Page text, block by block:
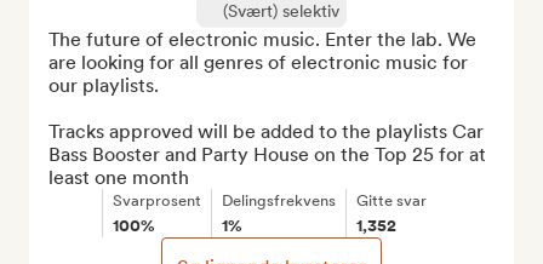
(Svært) selektiv
The future of electronic music. Enter the lab. We
are looking for all genres of electronic music for
our playlists.
Tracks approved will be added to the playlists Car
Bass Booster and Party House on the Top 25 for at
least one month
Svarprosent
100%
Delingsfrekvens
1%
Gitte svar
1,352